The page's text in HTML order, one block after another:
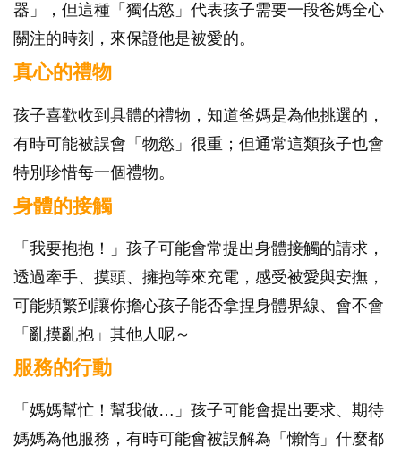
器」，但這種「獨佔慾」代表孩子需要一段爸媽全心
關注的時刻，來保證他是被愛的。
真心的禮物
孩子喜歡收到具體的禮物，知道爸媽是為他挑選的，
有時可能被誤會「物慾」很重；但通常這類孩子也會
特別珍惜每一個禮物。
身體的接觸
「我要抱抱！」孩子可能會常提出身體接觸的請求，
透過牽手、摸頭、擁抱等來充電，感受被愛與安撫，
可能頻繁到讓你擔心孩子能否拿捏身體界線、會不會
「亂摸亂抱」其他人呢～
服務的行動
「媽媽幫忙！幫我做…」孩子可能會提出要求、期待
媽媽為他服務，有時可能會被誤解為「懶惰」什麼都